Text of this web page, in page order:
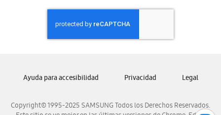
Samsung Honduras
Samsung Nicaragua
Samsung Panamá
Samsung Venezuela
Copyright© 1995-2025 SAMSUNG Todos los Derechos Reservados.
Ayuda para accesibilidad Privacidad Legal